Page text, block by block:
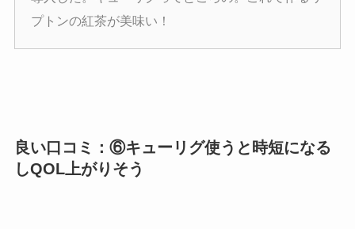
プトンの紅茶が美味い！
良い口コミ：⑥キューリグ使うと時短になる
しQOL上がりそう